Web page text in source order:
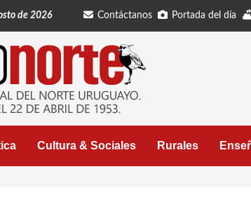
de 2026 Contáctanos Portada del día
Cultura & Sociales Rurales